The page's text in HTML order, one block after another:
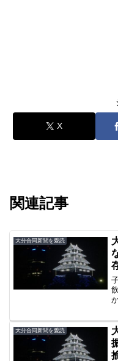
X
関連記事
大分合同新聞を愛読
大分合同新聞を愛読